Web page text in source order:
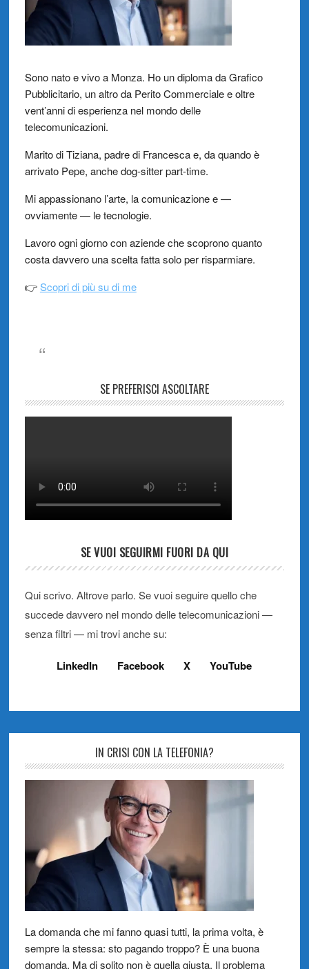
Sono nato e vivo a Monza. Ho un diploma da Grafico
Pubblicitario, un altro da Perito Commerciale e oltre
vent’anni di esperienza nel mondo delle
telecomunicazioni.
Marito di Tiziana, padre di Francesca e, da quando è
arrivato Pepe, anche dog-sitter part-time.
Mi appassionano l’arte, la comunicazione e —
ovviamente — le tecnologie.
Lavoro ogni giorno con aziende che scoprono quanto
costa davvero una scelta fatta solo per risparmiare.
👉Scopri di più su di me
SE PREFERISCI ASCOLTARE
SE VUOI SEGUIRMI FUORI DA QUI
Qui scrivo. Altrove parlo. Se vuoi seguire quello che
succede davvero nel mondo delle telecomunicazioni —
senza filtri — mi trovi anche su:
LinkedIn Facebook X YouTube
IN CRISI CON LA TELEFONIA?
La domanda che mi fanno quasi tutti, la prima volta, è
sempre la stessa: sto pagando troppo? È una buona
domanda. Ma di solito non è quella giusta. Il problema